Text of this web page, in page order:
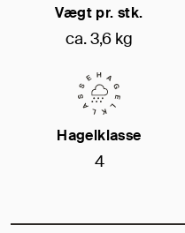
Vægt pr. stk.
ca. 3,6 kg
Hagelklasse
4